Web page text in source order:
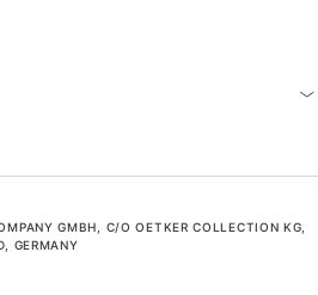
GMBH, C/O OETKER COLLECTION KG,
GERMANY